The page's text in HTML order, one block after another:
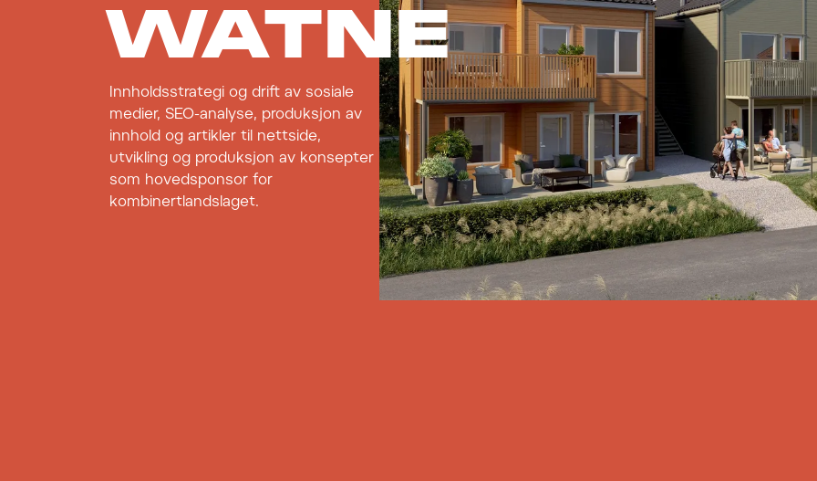
WATNE
Innholdsstrategi og drift av sosiale
medier, SEO-analyse, produksjon av
innhold og artikler til nettside,
utvikling og produksjon av konsepter
som hovedsponsor for
kombinertlandslaget.